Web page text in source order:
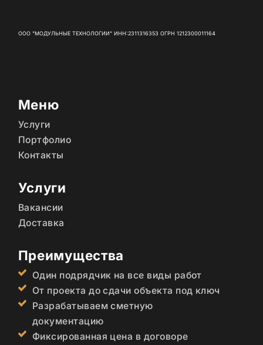
ООО "МОДУЛЬНЫЕ ТЕХНОЛОГИИ" ИНН:2311316353 ОГРН 1212300011164
Меню
Услуги
Портфолио
Контакты
Услуги
Вакансии
Доставка
Преимущества
Один подрядчик на все виды работ
От проекта до сдачи объекта под ключ
Разрабатываем сметную
документацию
Фиксированная цена в договоре